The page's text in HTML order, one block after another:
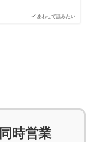
あわせて読みたい
時営業